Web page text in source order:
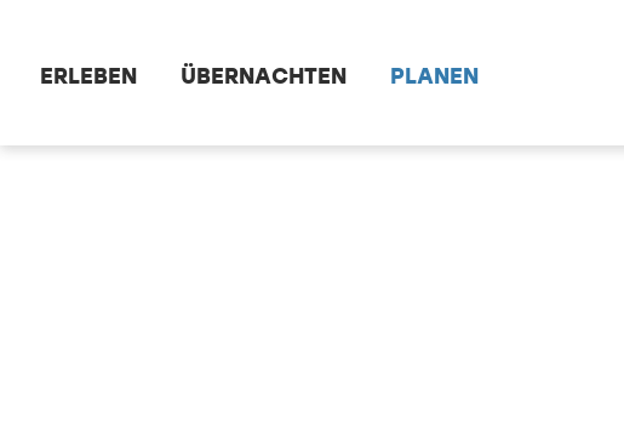
ERLEBEN ÜBERNACHTEN PLANEN